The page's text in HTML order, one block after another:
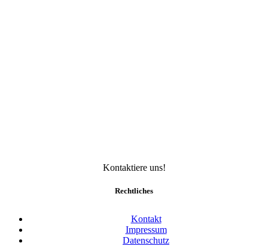
Kontaktiere uns!
Rechtliches
Kontakt
Impressum
Datenschutz